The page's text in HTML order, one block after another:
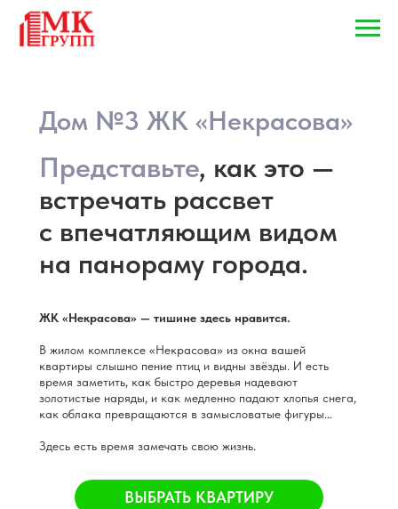
Представьте, как это —
встречать рассвет
с впечатляющим видом
на панораму города.
ЖК «Некрасова» — тишине здесь нравится.
В жилом комплексе «Некрасова» из окна вашей
квартиры слышно пение птиц и видны звёзды. И есть
время заметить, как быстро деревья надевают
золотистые наряды, и как медленно падают хлопья снега,
как облака превращаются в замысловатые фигуры…
Здесь есть время замечать свою жизнь.
ВЫБРАТЬ КВАРТИРУ
Дом №3 ЖК «Некрасова»